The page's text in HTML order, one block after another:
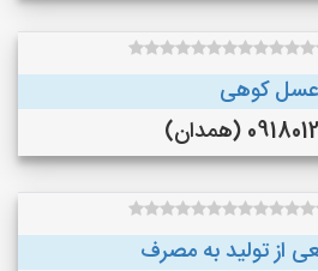
عسل کوهی
(همدان)
از تولید به مصرف